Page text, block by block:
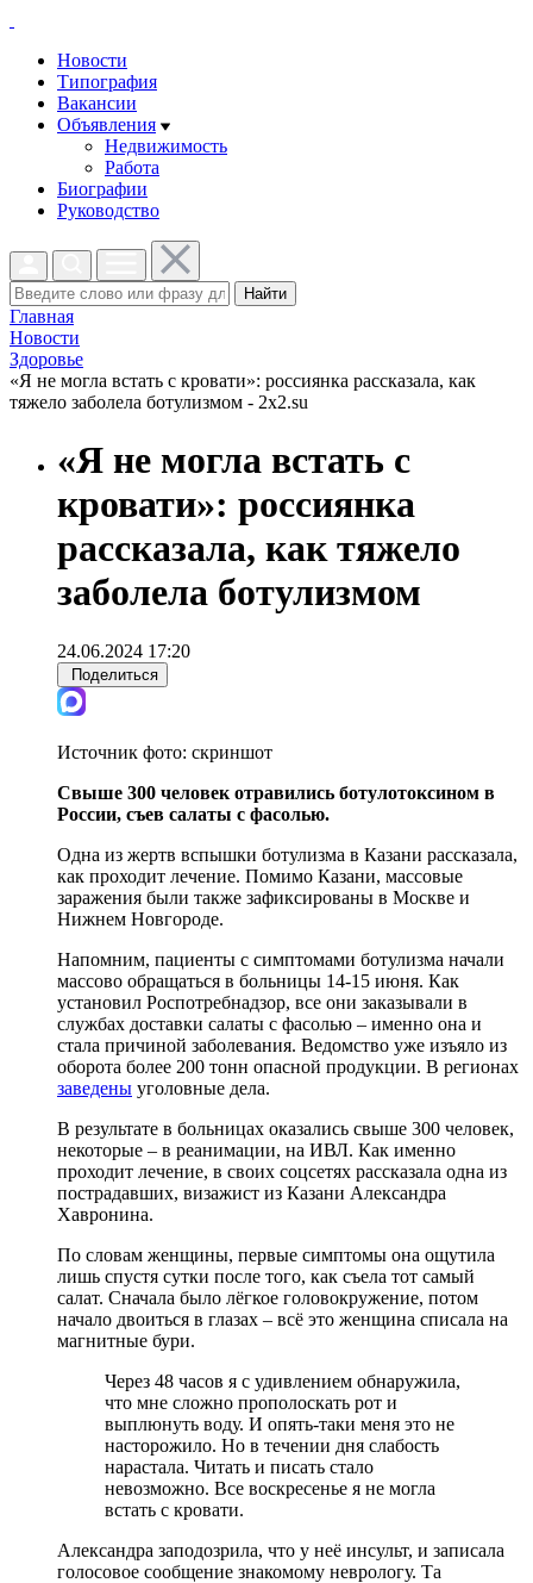
Новости
Типография
Вакансии
Объявления
Недвижимость
Работа
Биографии
Руководство
Найти
Главная
Новости
Здоровье
«Я не могла встать с кровати»: россиянка рассказала, как
тяжело заболела ботулизмом - 2x2.su
«Я не могла встать с
кровати»: россиянка
рассказала, как тяжело
заболела ботулизмом
24.06.2024 17:20
Поделиться
Источник фото: скриншот
Свыше 300 человек отравились ботулотоксином в
России, съев салаты с фасолью.
Одна из жертв вспышки ботулизма в Казани рассказала,
как проходит лечение. Помимо Казани, массовые
заражения были также зафиксированы в Москве и
Нижнем Новгороде.
Напомним, пациенты с симптомами ботулизма начали
массово обращаться в больницы 14-15 июня. Как
установил Роспотребнадзор, все они заказывали в
службах доставки салаты с фасолью – именно она и
стала причиной заболевания. Ведомство уже изъяло из
оборота более 200 тонн опасной продукции. В регионах
заведены уголовные дела.
В результате в больницах оказались свыше 300 человек,
некоторые – в реанимации, на ИВЛ. Как именно
проходит лечение, в своих соцсетях рассказала одна из
пострадавших, визажист из Казани Александра
Хавронина.
По словам женщины, первые симптомы она ощутила
лишь спустя сутки после того, как съела тот самый
салат. Сначала было лёгкое головокружение, потом
начало двоиться в глазах – всё это женщина списала на
магнитные бури.
Через 48 часов я с удивлением обнаружила,
что мне сложно прополоскать рот и
выплюнуть воду. И опять-таки меня это не
насторожило. Но в течении дня слабость
нарастала. Читать и писать стало
невозможно. Все воскресенье я не могла
встать с кровати.
Александра заподозрила, что у неё инсульт, и записала
голосовое сообщение знакомому неврологу. Та